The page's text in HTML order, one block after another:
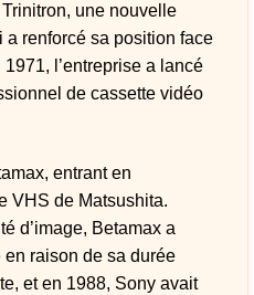
une nouvelle
a renforcé sa position face
l’entreprise a lancé
de cassette vidéo
entrant en
VHS de Matsushita.
d’image, Betamax a
raison de sa durée
et en 1988, Sony avait